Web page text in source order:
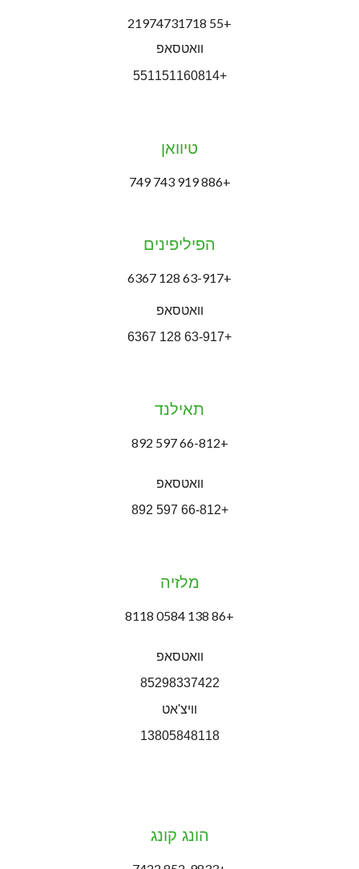
+55 21974731718
וואטסאפ
+551151160814
טיוואן
+886 919 743 749
הפיליפינים
+63-917 128 6367
וואטסאפ
+63-917 128 6367
תאילנד
+66-812 597 892
וואטסאפ
+66-812 597 892
מלזיה
+86 138 0584 8118
וואטסאפ
85298337422
וויצ'אט
13805848118
הונג קונג